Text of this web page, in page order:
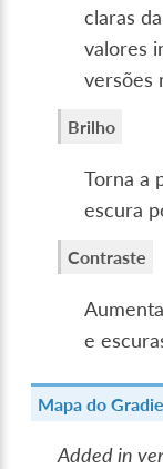
claras
valores
versões
Brilho
Torna a
escura
Contraste
e
Mapa do
Added in